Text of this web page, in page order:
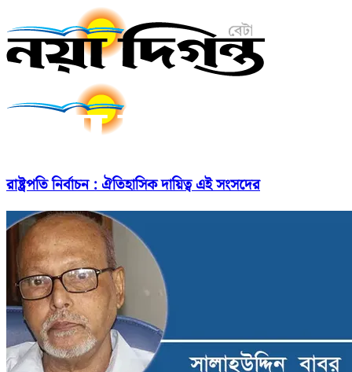
রাষ্ট্রপতি নির্বাচন : ঐতিহাসিক দায়িত্ব এই সংসদের